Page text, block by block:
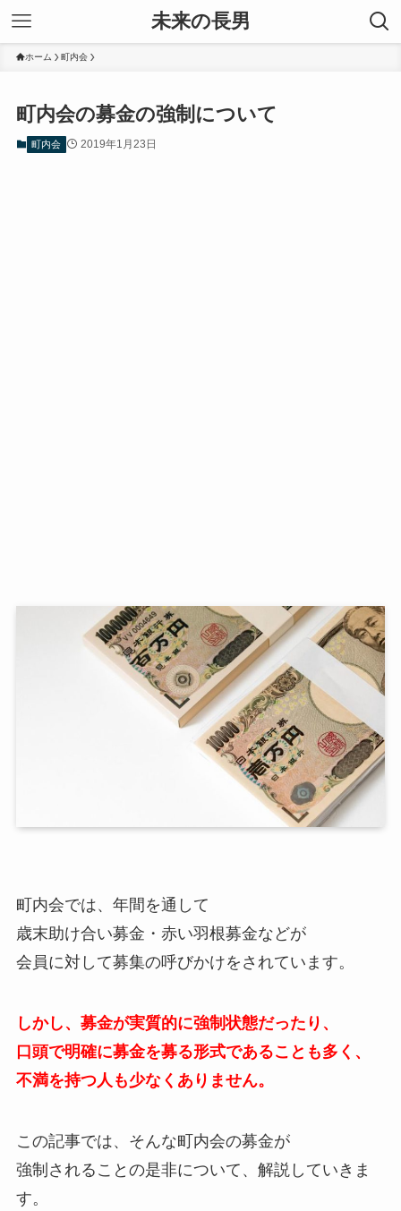
未来の長男
ホーム 町内会
町内会の募金の強制について
町内会 2019年1月23日
町内会では、年間を通して
歳末助け合い募金・赤い羽根募金などが
会員に対して募集の呼びかけをされています。
しかし、募金が実質的に強制状態だったり、
口頭で明確に募金を募る形式であることも多く、
不満を持つ人も少なくありません。
この記事では、そんな町内会の募金が
強制されることの是非について、解説していきま
す。